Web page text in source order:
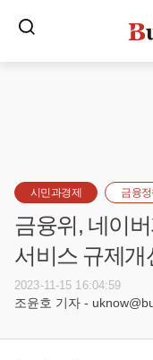
시민과경제 금융
금융위, 네이
서비스 규제개
2023-11-15 16:04:59
조윤호 기자 -